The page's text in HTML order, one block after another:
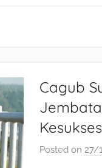
Cagub
Posted on 27/